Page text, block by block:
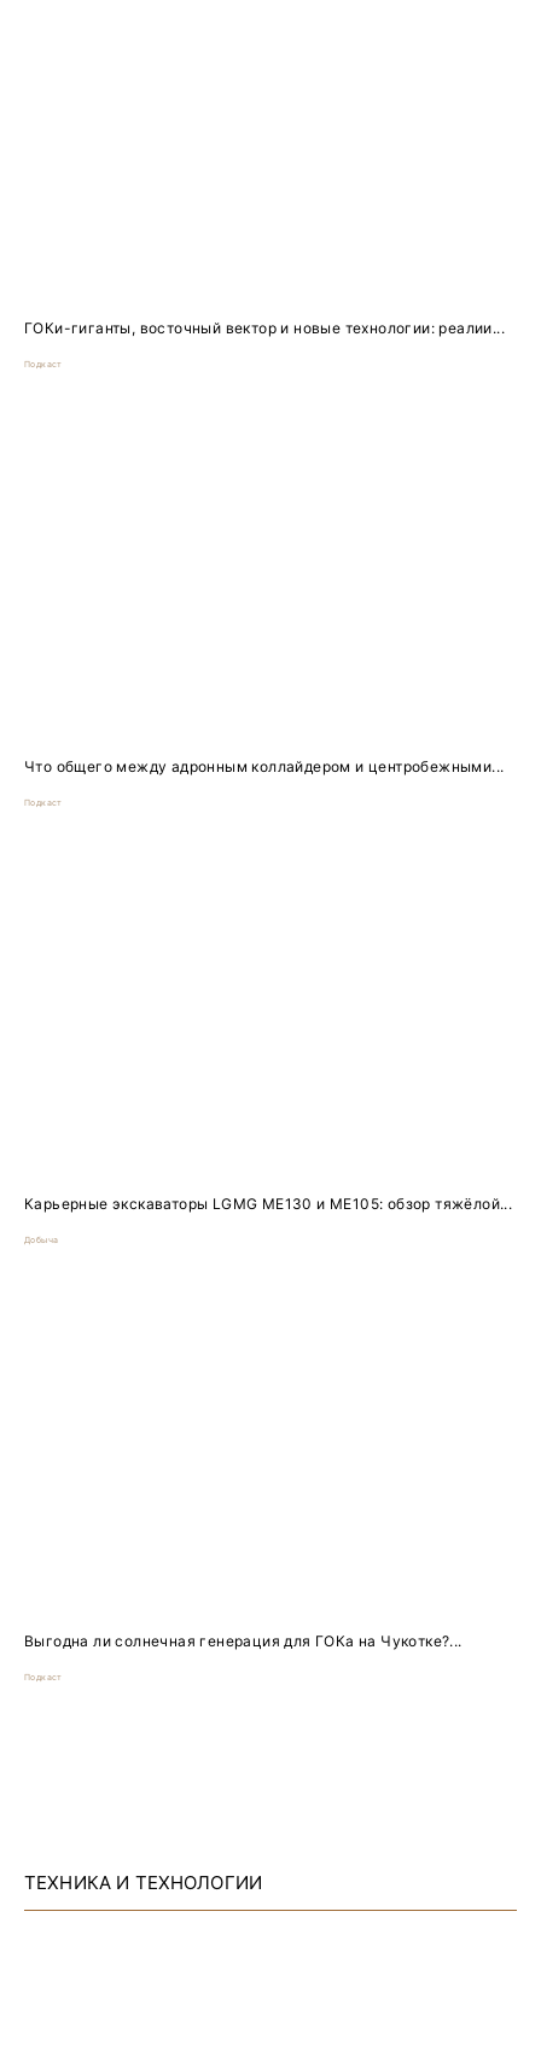
ГОКи-гиганты, восточный вектор и новые технологии: реалии...
Подкаст
Что общего между адронным коллайдером и центробежными...
Подкаст
Карьерные экскаваторы LGMG ME130 и ME105: обзор тяжёлой...
Добыча
Выгодна ли солнечная генерация для ГОКа на Чукотке?...
Подкаст
ТЕХНИКА И ТЕХНОЛОГИИ